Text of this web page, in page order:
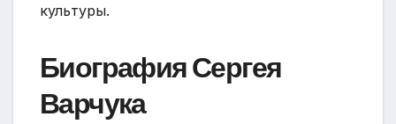
культуры.
Биография Сергея
Варчука